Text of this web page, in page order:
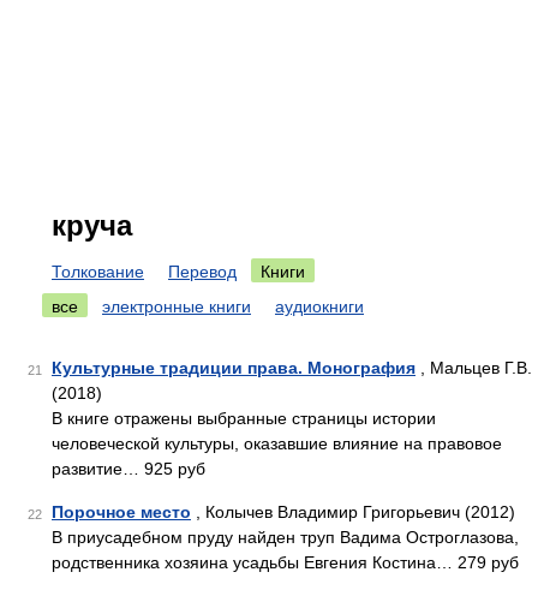
круча
Толкование Перевод
Книги
все
электронные книги аудиокниги
21 Культурные традиции права. Монография , Мальцев Г.В.
(2018)
В книге отражены выбранные страницы истории
человеческой культуры, оказавшие влияние на правовое
развитие… 925 руб
22 Порочное место , Колычев Владимир Григорьевич (2012)
В приусадебном пруду найден труп Вадима Остроглазова,
родственника хозяина усадьбы Евгения Костина… 279 руб